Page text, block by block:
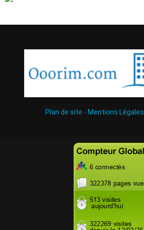
Plan de site - Mentions Légales